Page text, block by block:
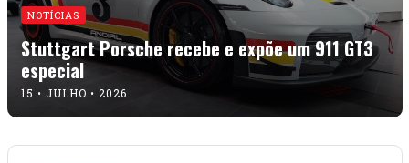
NOTÍCIAS
Stuttgart Porsche recebe e expõe um 911 GT3
especial
15 • JULHO • 2026